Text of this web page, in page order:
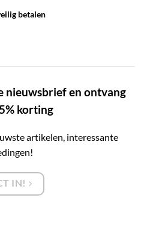
betalen
nieuwsbrief en ontvang
korting
artikelen, interessante
IN!